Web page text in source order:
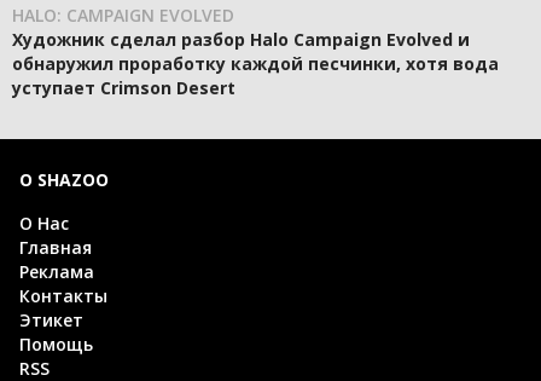
HALO: CAMPAIGN EVOLVED
Художник сделал разбор Halo Campaign Evolved и
обнаружил проработку каждой песчинки, хотя вода
уступает Crimson Desert
О SHAZOO
О Нас
Главная
Реклама
Контакты
Этикет
Помощь
RSS